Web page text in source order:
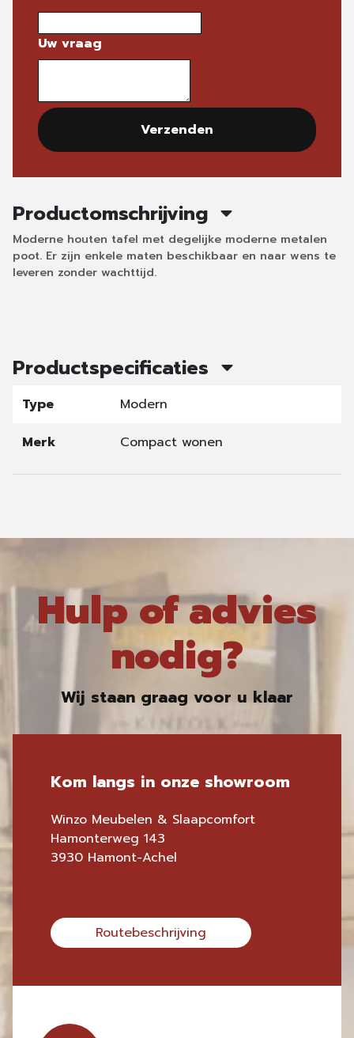
Uw vraag
Verzenden
Productomschrijving
Moderne houten tafel met degelijke moderne metalen
poot. Er zijn enkele maten beschikbaar en naar wens te
leveren zonder wachttijd.
Productspecificaties
Type
Modern
Merk
Compact wonen
Hulp of advies
nodig?
Wij staan graag voor u klaar
Kom langs in onze showroom
Winzo Meubelen & Slaapcomfort
Hamonterweg 143
3930 Hamont-Achel
Routebeschrijving